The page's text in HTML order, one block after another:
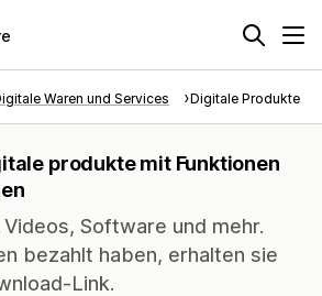
Waren und Services Digitale Produkte
produkte mit Funktionen
Software und mehr.
bezahlt haben, erhalten sie
Link.